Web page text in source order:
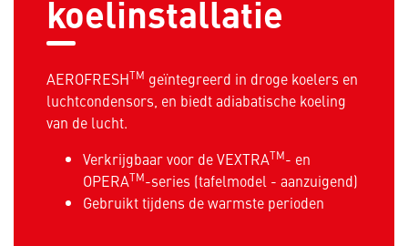
koelinstallatie
AEROFRESHTM geïntegreerd in droge koelers en
luchtcondensors, en biedt adiabatische koeling
van de lucht.
Verkrijgbaar voor de VEXTRATM- en
OPERATM-series (tafelmodel - aanzuigend)
Gebruikt tijdens de warmste perioden